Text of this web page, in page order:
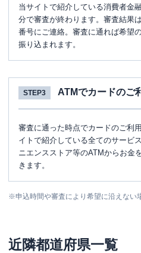
当サイトで紹介している消費者金
分で審査が終わります。審査結果
番号にご連絡。審査に通れば希望
振り込まれます。
STEP3 ATMでカードのご
審査に通った時点でカードのご利
イトで紹介している全てのサービ
ニエンスストア等のATMからお金
きます。
※申込時間や審査により希望に沿えない
近隣都道府県一覧